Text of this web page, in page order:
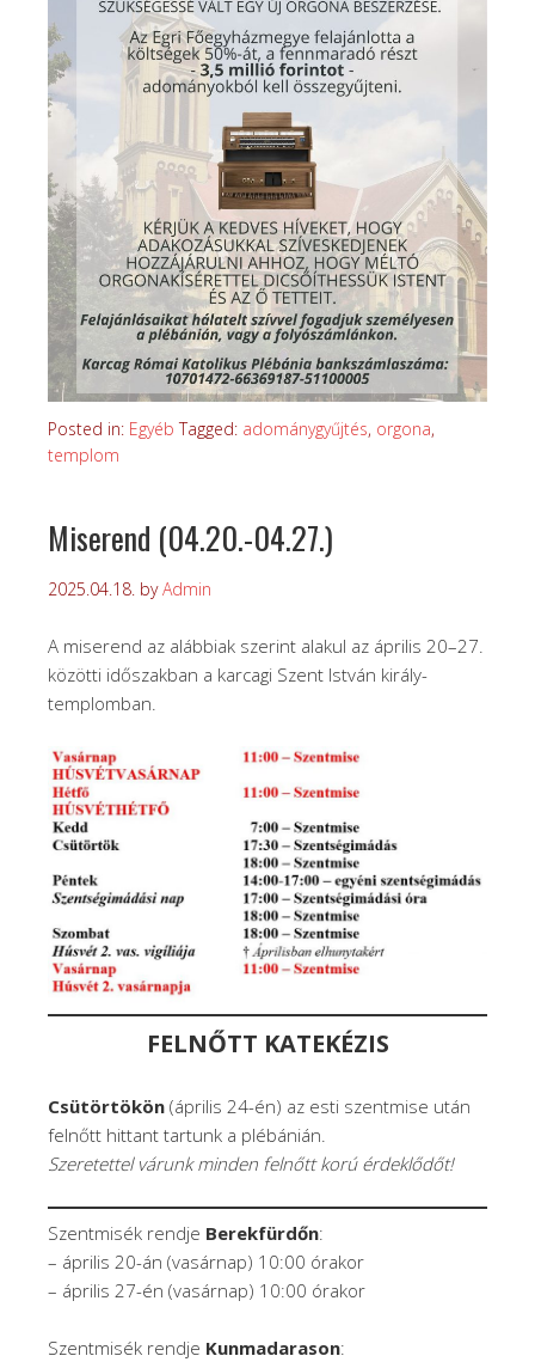
Posted in: Egyéb Tagged: adománygyűjtés, orgona,
templom
Miserend (04.20.-04.27.)
2025.04.18. byAdmin
A miserend az alábbiak szerint alakul az április 20–27.
közötti időszakban a karcagi Szent István király-
templomban.
FELNŐTT KATEKÉZIS
Csütörtökön (április 24-én) az esti szentmise után
felnőtt hittant tartunk a plébánián.
Szeretettel várunk minden felnőtt korú érdeklődőt!
Szentmisék rendje Berekfürdőn:
– április 20-án (vasárnap) 10:00 órakor
– április 27-én (vasárnap) 10:00 órakor
Szentmisék rendje Kunmadarason: